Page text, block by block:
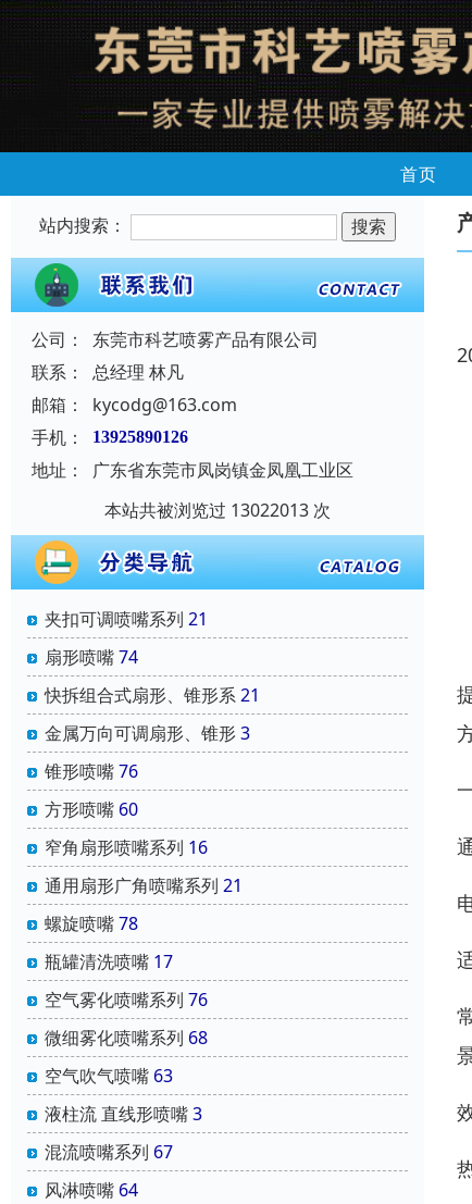
首页
站内搜索：
公司：
东莞市科艺喷雾产品有限公司
联系：
总经理 林凡
邮箱：
kycodg@163.com
手机：
13925890126
地址：
广东省东莞市凤岗镇金凤凰工业区
本站共被浏览过 13022013 次
夹扣可调喷嘴系列 21
扇形喷嘴74
快拆组合式扇形、锥形系21
金属万向可调扇形、锥形3
锥形喷嘴76
方形喷嘴 60
窄角扇形喷嘴系列 16
通用扇形广角喷嘴系列 21
螺旋喷嘴78
瓶罐清洗喷嘴 17
空气雾化喷嘴系列 76
微细雾化喷嘴系列 68
空气吹气喷嘴 63
液柱流 直线形喷嘴3
混流喷嘴系列 67
风淋喷嘴 64